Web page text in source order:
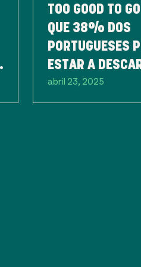
TOO GOOD TO
QUE 38% DOS
PORTUGUESES
ESTAR A
ALIMENTOS EM
ESTADO
abril 23, 2025